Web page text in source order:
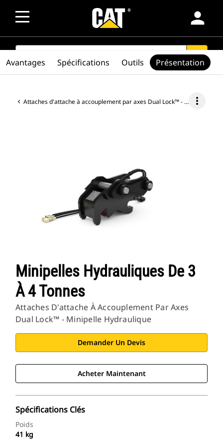
person
SEARCH search
Attaches d'attache à accouplement par axes Dual Lock™ - Minipelle hydraulique more_vert
Minipelles Hydrauliques De 3
À 4 Tonnes
Attaches D'attache À Accouplement Par Axes
Dual Lock™ - Minipelle Hydraulique
Demander Un Devis
Acheter Maintenant
Spécifications Clés
Poids
41 kg
Avantages Spécifications Outils Présentation